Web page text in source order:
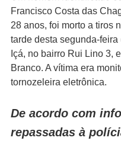
Francisco Costa das
28 anos, foi morto a tiros
tarde desta segunda-feira
Içá, no bairro Rui Lino 3,
Branco. A vítima era
tornozeleira eletrônica.
De acordo com
repassadas à